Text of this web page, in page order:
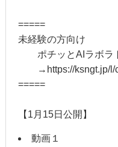
=====
未経験の方向け
ポチッとAIラボラト
→https://ksngt.jp/l/c/
=====
【1月15日公開】
動画１